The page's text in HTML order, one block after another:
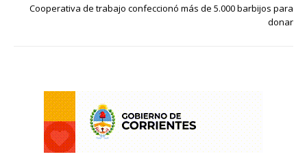
Cooperativa de trabajo confeccionó más de 5.000 barbijos para
donar